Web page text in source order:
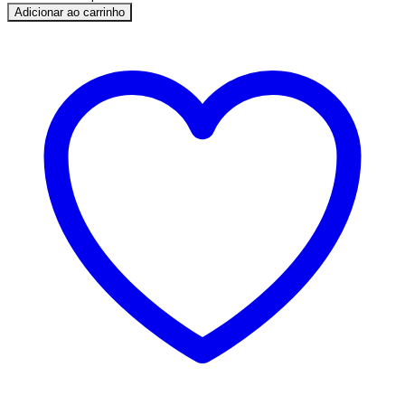
Adicionar ao carrinho